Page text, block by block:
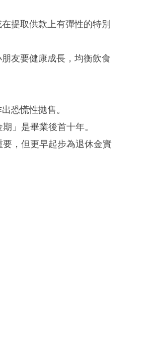
提取供款上有彈性的特別
友要健康成長，均衡飲食
恐慌性拋售。
」是畢業後首十年。
，但更早起步為退休金實